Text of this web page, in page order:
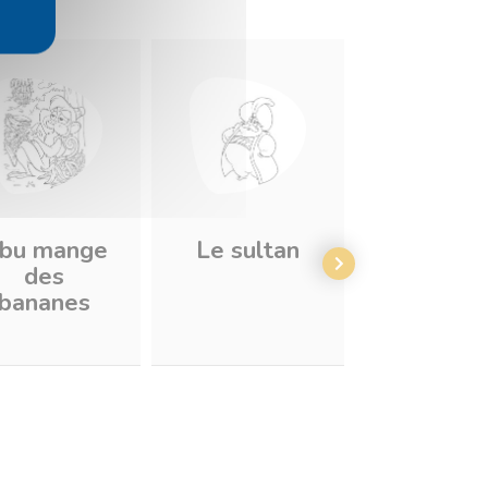
mange
des
bananes
Le sultan